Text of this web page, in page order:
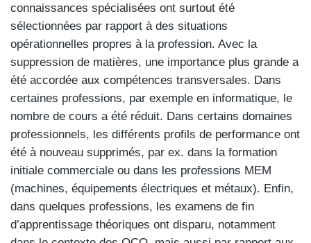
connaissances spécialisées ont surtout été
sélectionnées par rapport à des situations
opérationnelles propres à la profession. Avec la
suppression de matières, une importance plus grande a
été accordée aux compétences transversales. Dans
certaines professions, par exemple en informatique, le
nombre de cours a été réduit. Dans certains domaines
professionnels, les différents profils de performance ont
été à nouveau supprimés, par ex. dans la formation
initiale commerciale ou dans les professions MEM
(machines, équipements électriques et métaux). Enfin,
dans quelques professions, les examens de fin
d’apprentissage théoriques ont disparu, notamment